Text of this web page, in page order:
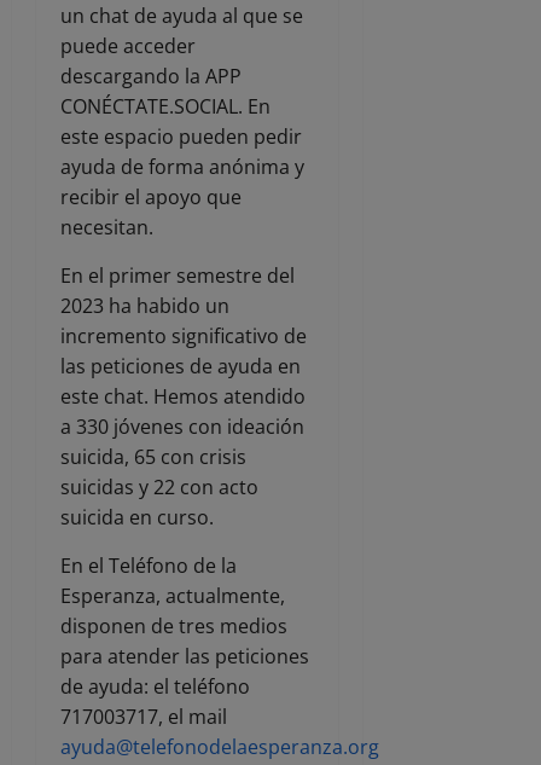
un chat de ayuda al que se
puede acceder
descargando la APP
CONÉCTATE.SOCIAL. En
este espacio pueden pedir
ayuda de forma anónima y
recibir el apoyo que
necesitan.
En el primer semestre del
2023 ha habido un
incremento significativo de
las peticiones de ayuda en
este chat. Hemos atendido
a 330 jóvenes con ideación
suicida, 65 con crisis
suicidas y 22 con acto
suicida en curso.
En el Teléfono de la
Esperanza, actualmente,
disponen de tres medios
para atender las peticiones
de ayuda: el teléfono
717003717, el mail
ayuda@telefonodelaesperanza.org